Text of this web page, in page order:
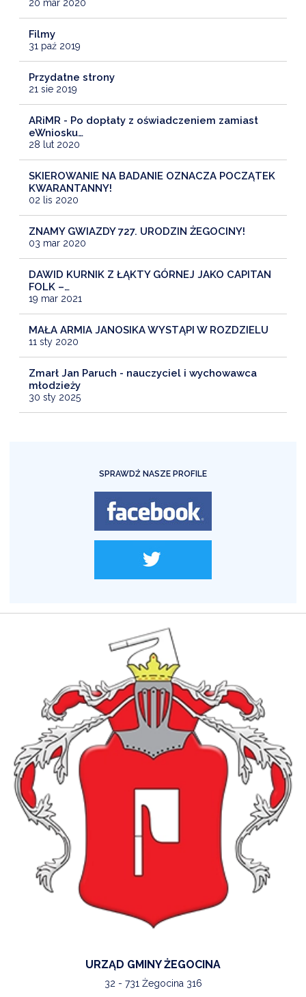
20 mar 2020
Filmy
31 paź 2019
Przydatne strony
21 sie 2019
ARiMR - Po dopłaty z oświadczeniem zamiast
eWniosku…
28 lut 2020
SKIEROWANIE NA BADANIE OZNACZA POCZĄTEK
KWARANTANNY!
02 lis 2020
ZNAMY GWIAZDY 727. URODZIN ŻEGOCINY!
03 mar 2020
DAWID KURNIK Z ŁĄKTY GÓRNEJ JAKO CAPITAN
FOLK –…
19 mar 2021
MAŁA ARMIA JANOSIKA WYSTĄPI W ROZDZIELU
11 sty 2020
Zmarł Jan Paruch - nauczyciel i wychowawca
młodzieży
30 sty 2025
SPRAWDŹ NASZE PROFILE
URZĄD GMINY ŻEGOCINA
32 - 731 Żegocina 316